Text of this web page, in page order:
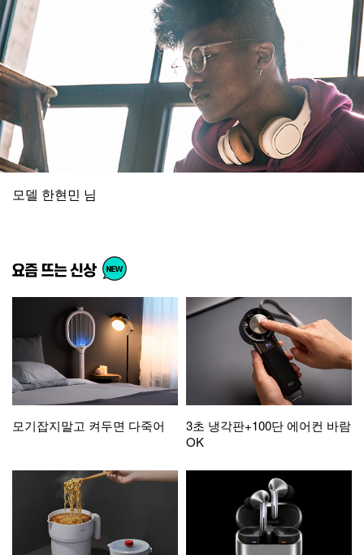
모델 한현민 님
모기잡지말고 켜두면 다죽어
3초 냉각판+100단 에어컨 바람
OK